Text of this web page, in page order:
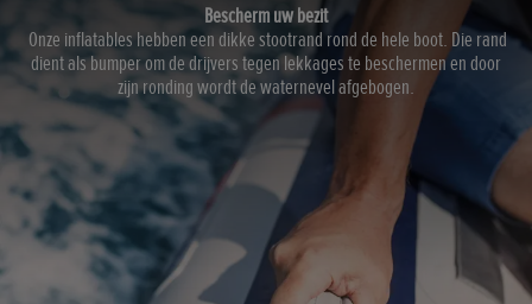
Bescherm uw bezit
Onze inflatables hebben een dikke stootrand rond de hele boot. Die rand
dient als bumper om de drijvers tegen lekkages te beschermen en door
zijn ronding wordt de waternevel afgebogen.